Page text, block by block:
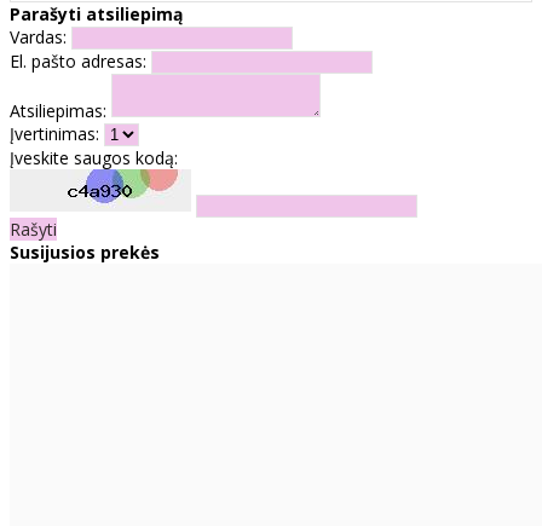
Parašyti atsiliepimą
Vardas:
El. pašto adresas:
Atsiliepimas:
Įvertinimas:
Įveskite saugos kodą:
Rašyti
Susijusios prekės